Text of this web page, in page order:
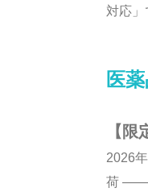
対応
医
【
2026
荷